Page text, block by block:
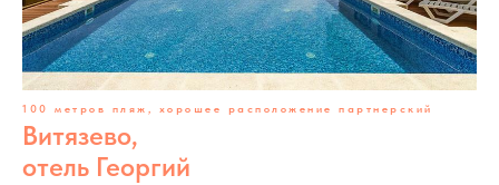
100 метров пляж, хорошее расположение партнерский
Витязево,
отель Георгий